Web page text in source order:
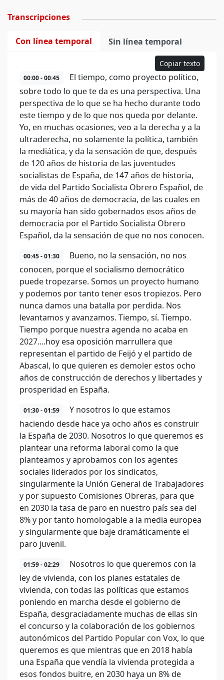
Transcripciones
Con línea temporal Sin línea temporal
Copiar texto
00:00 - 00:45
El tiempo, como proyecto político,
sobre todo lo que te da es una perspectiva. Una
perspectiva de lo que se ha hecho durante todo
este tiempo y de lo que nos queda por delante.
Yo, en muchas ocasiones, veo a la derecha y a la
ultraderecha, no solamente la política, también
la mediática, y da la sensación de que, después
de 120 años de historia de las juventudes
socialistas de España, de 147 años de historia,
de vida del Partido Socialista Obrero Español, de
más de 40 años de democracia, de las cuales en
su mayoría han sido gobernados esos años de
democracia por el Partido Socialista Obrero
Español, da la sensación de que no nos conocen.
00:45 - 01:30
Bueno, no la sensación, no nos
conocen, porque el socialismo democrático
puede tropezarse. Somos un proyecto humano
y podemos por tanto tener esos tropiezos. Pero
nunca damos una batalla por perdida. Nos
levantamos y avanzamos. Tiempo, sí. Tiempo.
Tiempo porque nuestra agenda no acaba en
2027....hoy esa oposición marrullera que
representan el partido de Feijó y el partido de
Abascal, lo que quieren es demoler estos ocho
años de construcción de derechos y libertades y
prosperidad en España.
01:30 - 01:59
Y nosotros lo que estamos
haciendo desde hace ya ocho años es construir
la España de 2030. Nosotros lo que queremos es
plantear una reforma laboral como la que
planteamos y aprobamos con los agentes
sociales liderados por los sindicatos,
singularmente la Unión General de Trabajadores
y por supuesto Comisiones Obreras, para que
en 2030 la tasa de paro en nuestro país sea del
8% y por tanto homologable a la media europea
y singularmente que baje dramáticamente el
paro juvenil.
01:59 - 02:29
Nosotros lo que queremos con la
ley de vivienda, con los planes estatales de
vivienda, con todas las políticas que estamos
poniendo en marcha desde el gobierno de
España, desgraciadamente muchas de ellas sin
el concurso y la colaboración de los gobiernos
autonómicos del Partido Popular con Vox, lo que
queremos es que mientras que en 2018 había
una España que vendía la vivienda protegida a
esos fondos buitre, en 2030 haya un 8% de